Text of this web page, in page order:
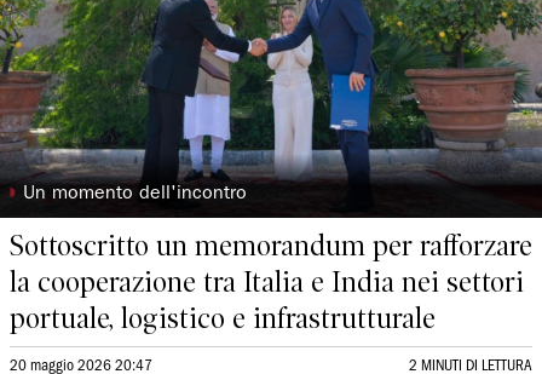
◗ Un momento dell'incontro
Sottoscritto un memorandum per rafforzare
la cooperazione tra Italia e India nei settori
portuale, logistico e infrastrutturale
20 maggio 2026 20:47 2 MINUTI DI LETTURA